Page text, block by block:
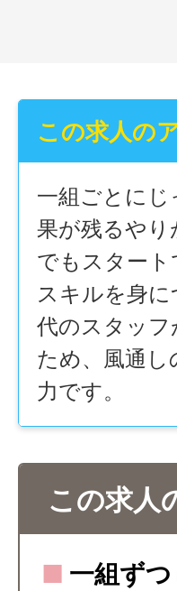
この求人の
一組ごとに
果が残るや
でもスタート
スキルを身
代のスタッ
ため、風通
力です。
この求人
■ 一組ず